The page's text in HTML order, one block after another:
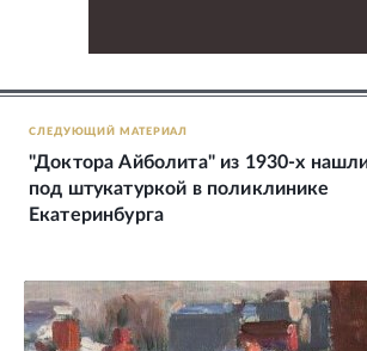
СЛЕДУЮЩИЙ МАТЕРИАЛ
"Доктора Айболита" из 1930-х
под штукатуркой в поликлинике
Екатеринбурга